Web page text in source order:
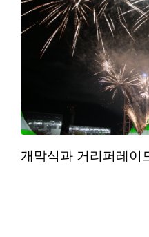
개막식과 거리퍼레이